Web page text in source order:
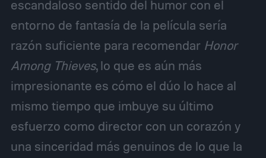
escandaloso sentido del humor con el
entorno de fantasía de la película sería
razón suficiente para recomendar Honor
Among Thieves, lo que es aún más
impresionante es cómo el dúo lo hace al
mismo tiempo que imbuye su último
esfuerzo como director con un corazón y
una sinceridad más genuinos de lo que la